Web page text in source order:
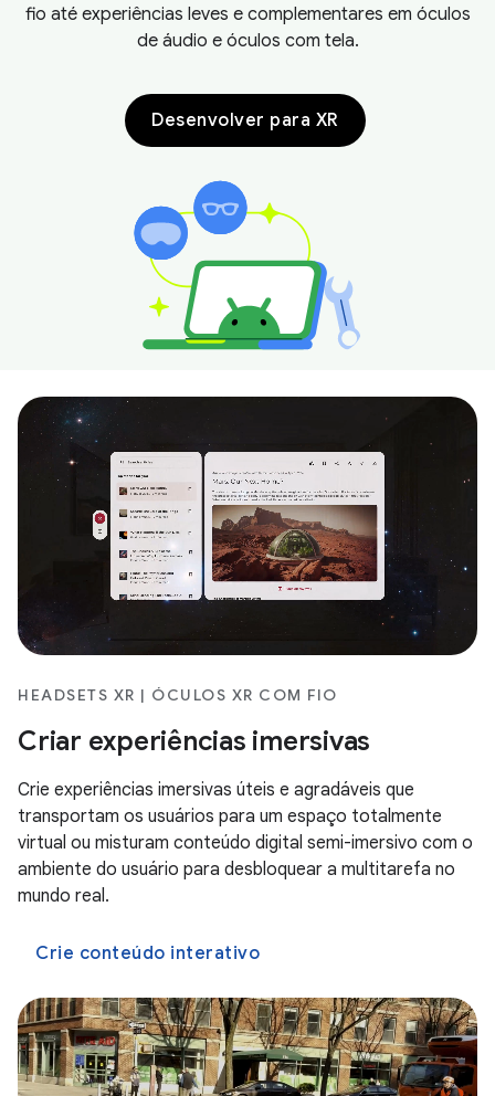
fio até experiências leves e complementares em óculos
de áudio e óculos com tela.
Desenvolver para XR
HEADSETS XR | ÓCULOS XR COM FIO
Criar experiências imersivas
Crie experiências imersivas úteis e agradáveis que
transportam os usuários para um espaço totalmente
virtual ou misturam conteúdo digital semi-imersivo com o
ambiente do usuário para desbloquear a multitarefa no
mundo real.
Crie conteúdo interativo